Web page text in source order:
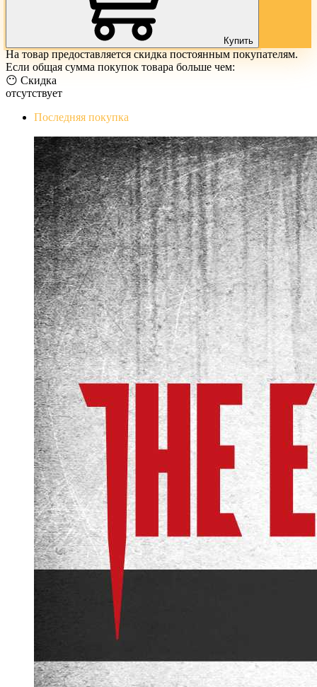
Купить
На товар предоставляется скидка постоянным покупателям.
Если общая сумма покупок товара больше чем:
😶 Скидка
отсутствует
Последняя покупка